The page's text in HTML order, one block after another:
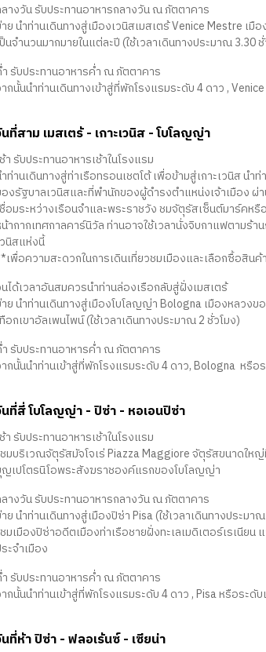
างวัน รับประทานอาหารกลางวัน ณ ภัตตาคาร
ย นำท่านเดินทางสู่เมืองเวนิสเมสเตร้ Venice Mestre เ
นจำนวนมากมายในแต่ละปี (ใช้เวลาเดินทางประมาณ 3.30
รับประทานอาหารค่ำ ณ ภัตตาคาร
กนั้นนำท่านเดินทางเข้าสู่ที่พักโรงแรมระดับ 4 ดาว ,
ที่สาม เมสเตร้ - เกาะเวนิส - โบโลญญ่า
า รับประทานอาหารเช้าในโรงแรม
ท่านเดินทางสู่ท่าเรือทรอนเชตโต้ เพื่อข้ามสู่เกาะเวนิส นำ
งรัฐบาลเวนิสและที่พำนักของผู้ดำรงตำแหน่งเจ้าเมือง ผ่
อมระหว่างเรือนจำและพระราชวัง ชมจัตุรัสเซ็นต์มาร์คห
ากากเทศกาลคาร์นิวัล ท่านอาจใช้เวลานั่งจิบกาแฟตาม
นิสแห่งนี้
เพื่อความสะดวกในการเดินเที่ยวชมเมืองและเลือกซื้อสิน
ได้เวลาอันสมควรนำท่านล่องเรือกลับสู่ฝั่งเมสเตร้
ย นำท่านเดินทางสู่เมืองโบโลญญ่า Bologna เมืองหลวง
อกเขาอัลเพนไพน์ (ใช้เวลาเดินทางประมาณ 2 ชั่วโมง)
รับประทานอาหารค่ำ ณ ภัตตาคาร
กนั้นนำท่านเข้าสู่ที่พักโรงแรมระดับ 4 ดาว, Bologna หรือร
ที่สี่ โบโลญญ่า - ปิซ่า - หอเอนปิซ่า
า รับประทานอาหารเช้าในโรงแรม
มบริเวณจัตุรัสมัจโจเร่ Piazza Maggiore จัตุรัสขนาดให
เปโตรนิโอพระสังฆราชองค์แรกของโบโลญญ่า
างวัน รับประทานอาหารกลางวัน ณ ภัตตาคาร
ย นำท่านเดินทางสู่เมืองปิซ่า Pisa (ใช้เวลาเดินทางประมา
มเมืองปิซ่าอดีตเมืองท่าเรือชายฝั่งทะเลเมดิเตอร์เรเนีย
ะจำเมือง
รับประทานอาหารค่ำ ณ ภัตตาคาร
กนั้นนำท่านเข้าสู่ที่พักโรงแรมระดับ 4 ดาว , Pisa หรือระดับ
ที่ห้า ปิซ่า - ฟลอเร้นซ์ - เซียน่า